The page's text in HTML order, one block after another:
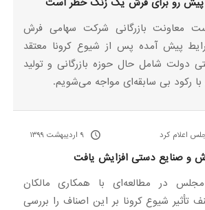
پیش رو برای فرش یک زنگ خطر است
معاونت بازرگانی شرکت سهامی فرش
پیش آمده پس از شیوع کرونا معتقد
دولت شامل حال حوزه بازرگانی و تولید
رکود بی سابقه‌ای مواجه می‌شویم.
اعلام کرد ۹ اردیبهشت ۱۳۹۹
و صنایع دستی افزایش یافت
در مطالعه‌ای با همکاری مالکان
شیوع کرونا بر این اصناف را بررسی